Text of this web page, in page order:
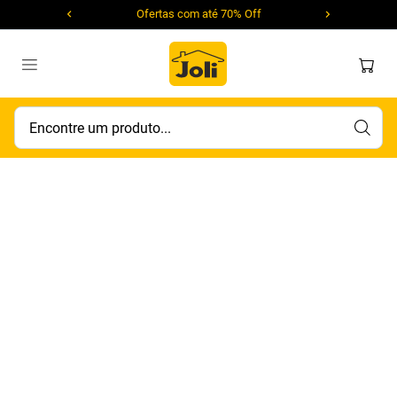
Ofertas com até 70% Off
Encontre um produto...